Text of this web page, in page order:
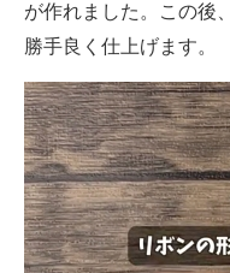
が作れました。この後
勝手良く仕上げます。